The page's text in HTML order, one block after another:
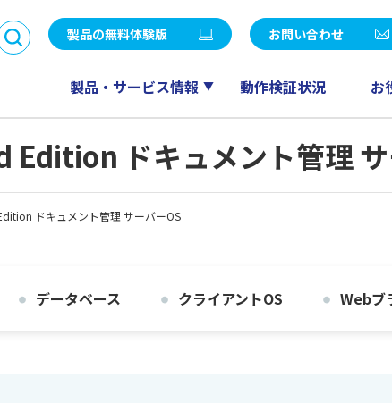
製品の無料体験版 お問い合わせ
製品・サービス情報 動作検証状況 お
SMILE V Air / SMILE V 2nd Edition
販売
CTI
生産革新 Raijin
eValue V Air /
ドキュメント管理
一覧 決算公告
パートナープログラム
Edition ドキュメント管理
ドキュメント管理 サーバーOS
データベース クライアントOS Webブ